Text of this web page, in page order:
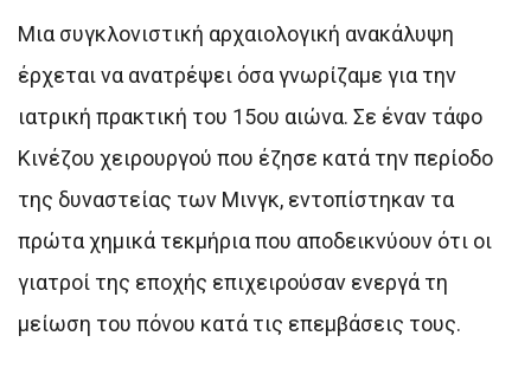
Μια συγκλονιστική αρχαιολογική ανακάλυψη
έρχεται να ανατρέψει όσα γνωρίζαμε για την
ιατρική πρακτική του 15ου αιώνα. Σε έναν τάφο
Κινέζου χειρουργού που έζησε κατά την περίοδο
της δυναστείας των Μινγκ, εντοπίστηκαν τα
πρώτα χημικά τεκμήρια που αποδεικνύουν ότι οι
γιατροί της εποχής επιχειρούσαν ενεργά τη
μείωση του πόνου κατά τις επεμβάσεις τους.